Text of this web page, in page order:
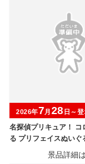
名探偵プリキュア！ コ
る プリフェイスぬいぐ
2026年7月 28 日～